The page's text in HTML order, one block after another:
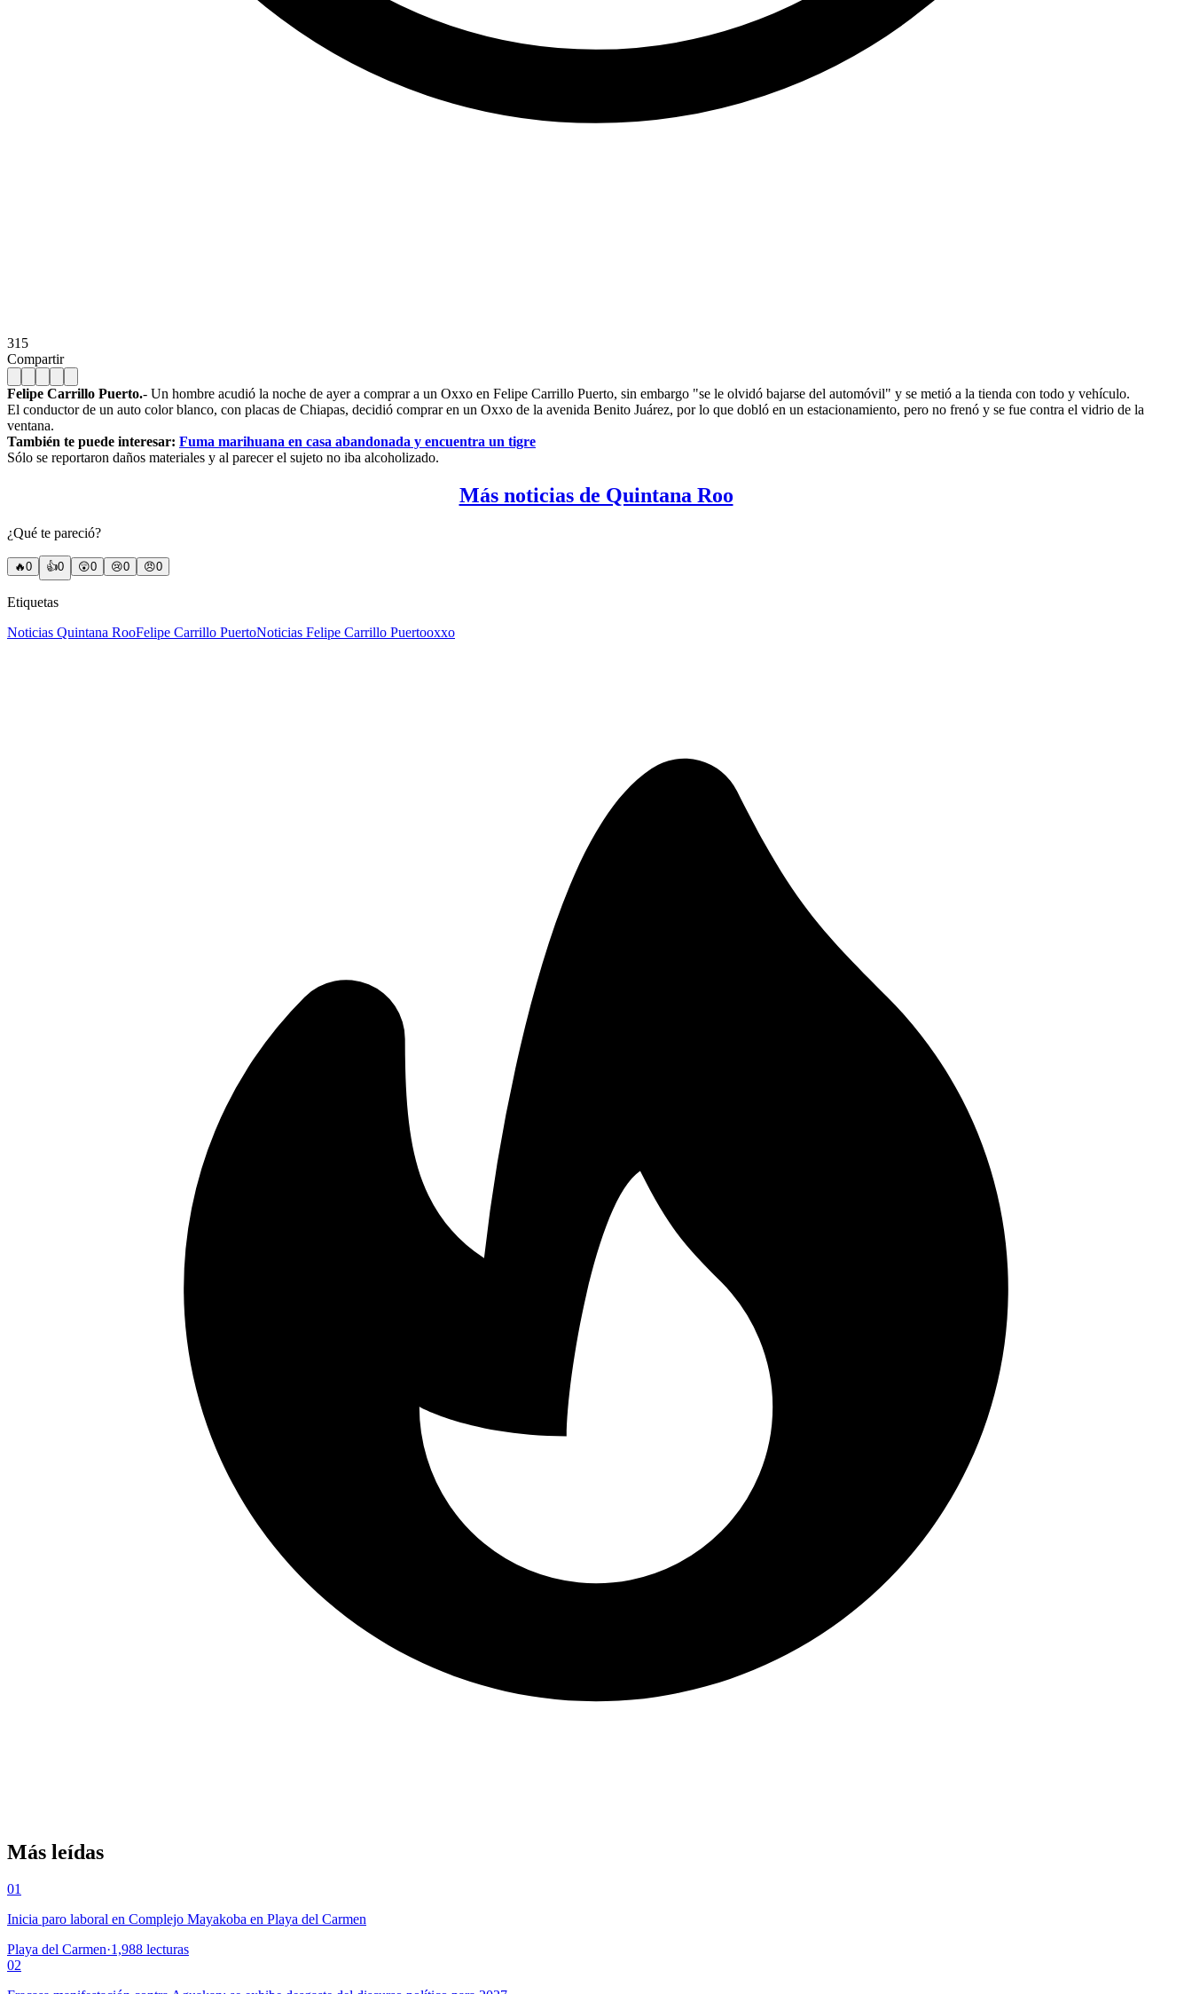
315
Compartir
Felipe Carrillo Puerto.- Un hombre acudió la noche de ayer a comprar a un Oxxo en Felipe Carrillo Puerto, sin embargo "se le olvidó bajarse del automóvil" y se metió a la tienda con todo y vehículo.
El conductor de un auto color blanco, con placas de Chiapas, decidió comprar en un Oxxo de la avenida Benito Juárez, por lo que dobló en un estacionamiento, pero no frenó y se fue contra el vidrio de la
ventana.
También te puede interesar: Fuma marihuana en casa abandonada y encuentra un tigre
Sólo se reportaron daños materiales y al parecer el sujeto no iba alcoholizado.
Más noticias de Quintana Roo
¿Qué te pareció?
🔥0 👍0 😲0 😢0 😠0
Etiquetas
Noticias Quintana RooFelipe Carrillo PuertoNoticias Felipe Carrillo Puertooxxo
Más leídas
01
Inicia paro laboral en Complejo Mayakoba en Playa del Carmen
Playa del Carmen·1,988 lecturas
02